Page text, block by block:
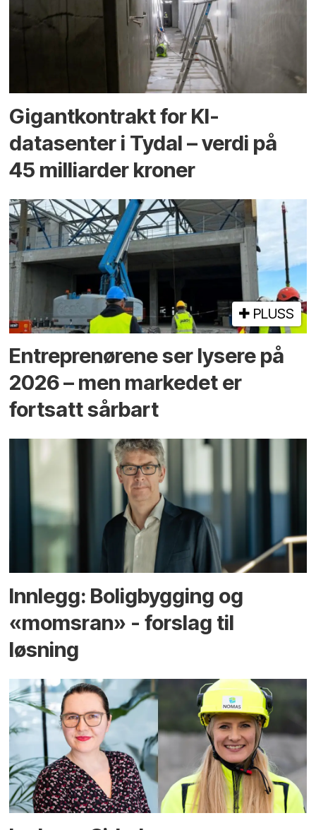
Gigantkontrakt for KI-
datasenter i Tydal – verdi på
45 milliarder kroner
PLUSS
Entreprenørene ser lysere på
2026 – men markedet er
fortsatt sårbart
Innlegg: Boligbygging og
«momsran» - forslag til
løsning